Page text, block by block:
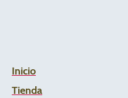
Inicio
Tienda